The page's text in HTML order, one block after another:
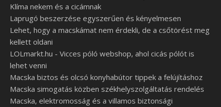
Klíma nekem és a cicámnak
Laprugó beszerzése egyszerűen és kényelmesen
Lehet, hogy a macskámat nem érdekli, de a csőtörést meg
kellett oldani
LOLmarkt.hu - Vicces póló webshop, ahol cicás pólót is
lehet venni
Macska biztos és olcsó konyhabútor tippek a felújításhoz
Macska simogatás közben székhelyszolgáltatás rendelés
Macska, elektromosság és a villamos biztonsági